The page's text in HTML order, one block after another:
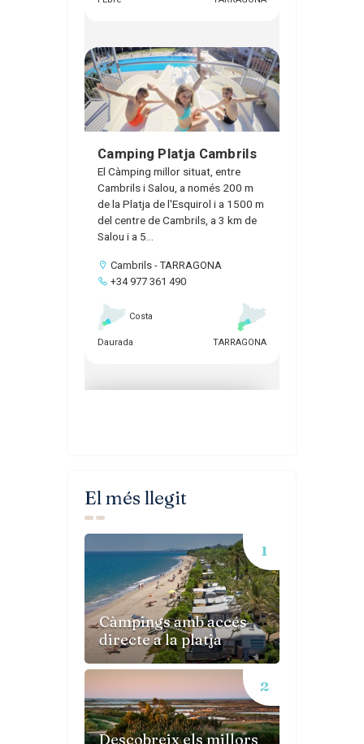
El més llegit
Càmpings amb accés
directe a la platja
Descobreix els millors